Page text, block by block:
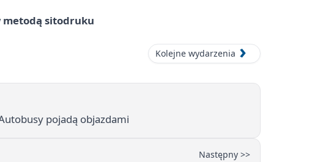
metodą sitodruku
Kolejne wydarzenia
pojadą objazdami
Następny >>